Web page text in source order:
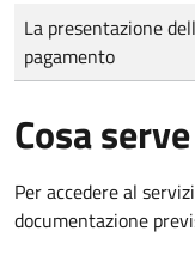
Tipo di pagamento
Importo
La presentazione
pagamento
Cosa serve
Per accedere al
documentazione